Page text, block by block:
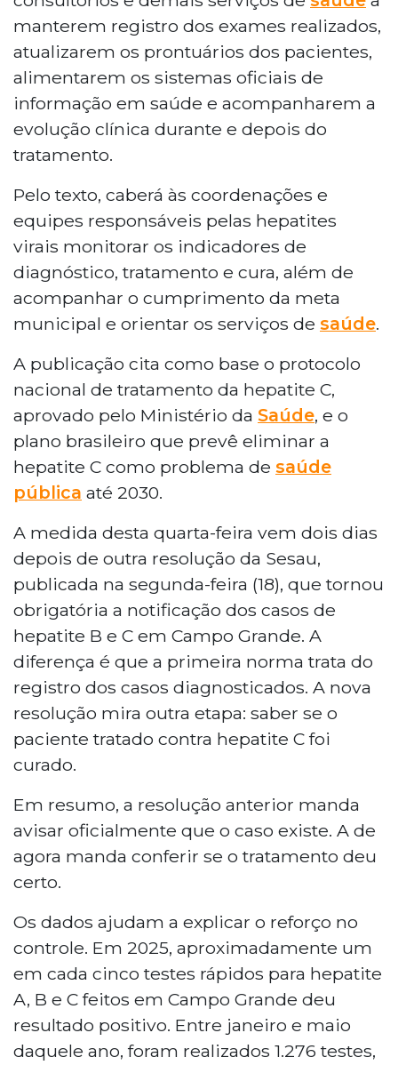
manterem registro dos exames realizados,
atualizarem os prontuários dos pacientes,
alimentarem os sistemas oficiais de
informação em saúde e acompanharem a
evolução clínica durante e depois do
tratamento.
Pelo texto, caberá às coordenações e
equipes responsáveis pelas hepatites
virais monitorar os indicadores de
diagnóstico, tratamento e cura, além de
acompanhar o cumprimento da meta
municipal e orientar os serviços de saúde.
A publicação cita como base o protocolo
nacional de tratamento da hepatite C,
aprovado pelo Ministério da Saúde, e o
plano brasileiro que prevê eliminar a
hepatite C como problema de saúde
pública até 2030.
A medida desta quarta-feira vem dois dias
depois de outra resolução da Sesau,
publicada na segunda-feira (18), que tornou
obrigatória a notificação dos casos de
hepatite B e C em Campo Grande. A
diferença é que a primeira norma trata do
registro dos casos diagnosticados. A nova
resolução mira outra etapa: saber se o
paciente tratado contra hepatite C foi
curado.
Em resumo, a resolução anterior manda
avisar oficialmente que o caso existe. A de
agora manda conferir se o tratamento deu
certo.
Os dados ajudam a explicar o reforço no
controle. Em 2025, aproximadamente um
em cada cinco testes rápidos para hepatite
A, B e C feitos em Campo Grande deu
resultado positivo. Entre janeiro e maio
daquele ano, foram realizados 1.276 testes,